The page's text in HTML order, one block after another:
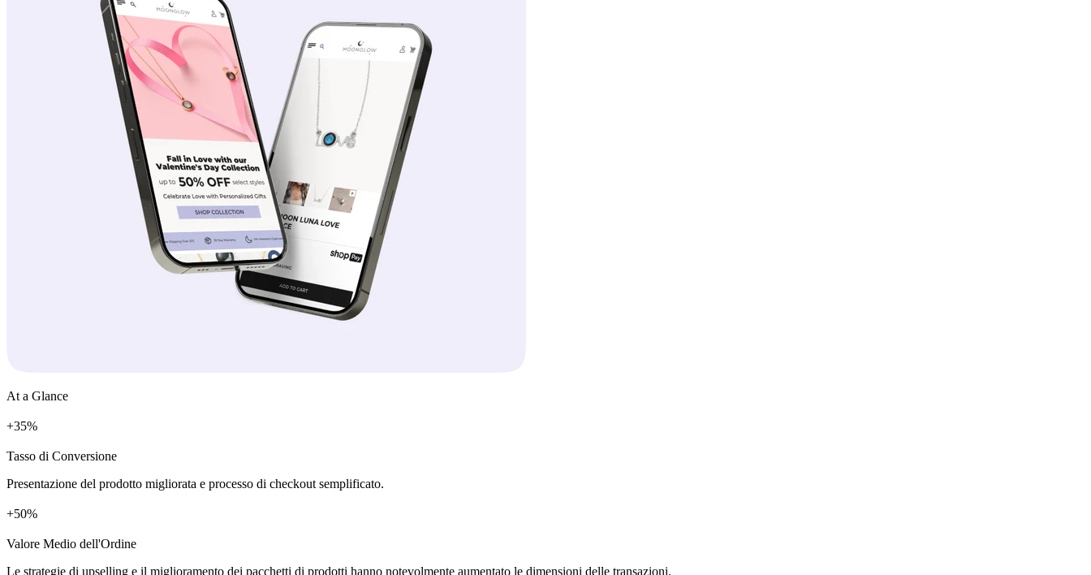
At a Glance
+ %
Tasso di Conversione
Presentazione del prodotto migliorata e processo di checkout semplificato.
+ %
Valore Medio dell'Ordine
Le strategie di upselling e il miglioramento dei pacchetti di prodotti hanno notevolmente aumentato le dimensioni delle transazioni.